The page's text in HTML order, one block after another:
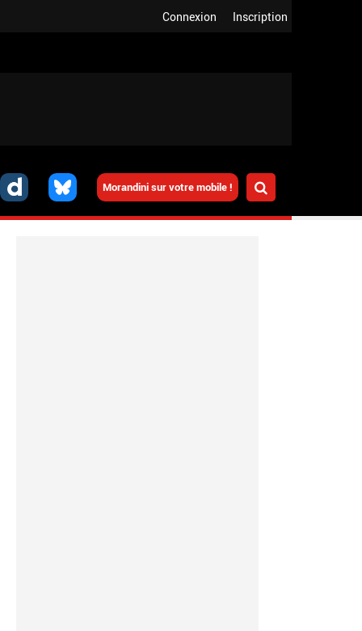
Inscription
Connexion
Morandini sur votre mobile !